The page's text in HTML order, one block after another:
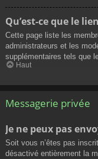
Qu’est-ce que le
Cette page liste les
administrateurs et les
supplémentaires tels que
Haut
Messagerie privée
Je ne peux pas
Soit vous n’êtes pas
désactivé entièrement la